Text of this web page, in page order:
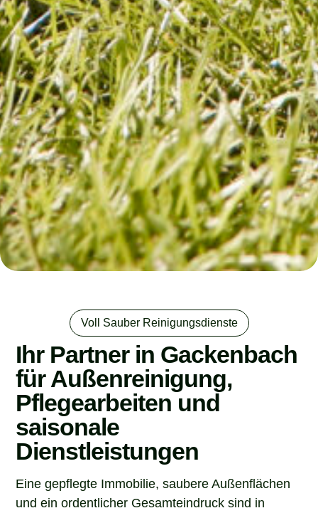
Voll Sauber Reinigungsdienste
Ihr Partner in Gackenbach
für Außenreinigung,
Pflegearbeiten und
saisonale
Dienstleistungen
Eine gepflegte Immobilie, saubere Außenflächen
und ein ordentlicher Gesamteindruck sind in